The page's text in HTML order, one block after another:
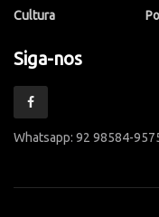
Cultura
Siga-nos
Whatsapp: 92 98584-